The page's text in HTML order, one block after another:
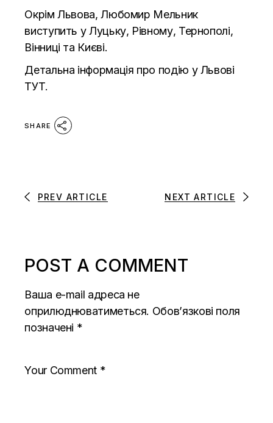
Окрім Львова, Любомир Мельник
виступить у Луцьку, Рівному, Тернополі,
Вінниці та Києві.
Детальна інформація про подію у Львові
ТУТ.
SHARE
PREV ARTICLE NEXT ARTICLE
POST A COMMENT
Ваша e-mail адреса не
оприлюднюватиметься. Обов’язкові поля
позначені *